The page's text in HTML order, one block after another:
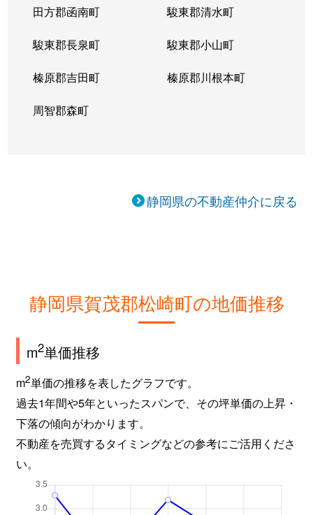
田方郡函南町 駿東郡清水町
駿東郡長泉町 駿東郡小山町
榛原郡吉田町 榛原郡川根本町
周智郡森町
静岡県の不動産仲介に戻る
静岡県賀茂郡松崎町の地価推移
m2単価推移
m2単価の推移を表したグラフです。
過去1年間や5年といったスパンで、その坪単価の上昇・
下落の傾向がわかります。
不動産を売買するタイミングなどの参考にご活用くださ
い。